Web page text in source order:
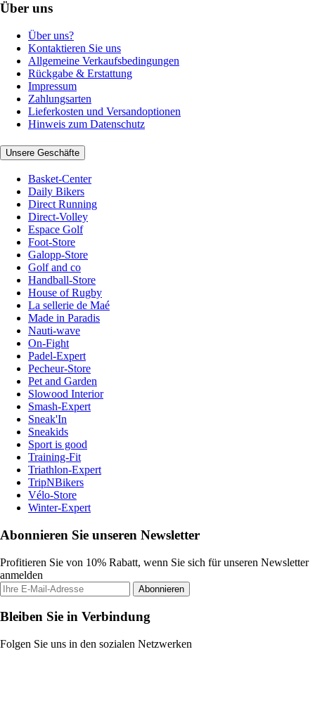
Über uns
Über uns?
Kontaktieren Sie uns
Allgemeine Verkaufsbedingungen
Rückgabe & Erstattung
Impressum
Zahlungsarten
Lieferkosten und Versandoptionen
Hinweis zum Datenschutz
Unsere Geschäfte
Basket-Center
Daily Bikers
Direct Running
Direct-Volley
Espace Golf
Foot-Store
Galopp-Store
Golf and co
Handball-Store
House of Rugby
La sellerie de Maé
Made in Paradis
Nauti-wave
On-Fight
Padel-Expert
Pecheur-Store
Pet and Garden
Slowood Interior
Smash-Expert
Sneak'In
Sneakids
Sport is good
Training-Fit
Triathlon-Expert
TripNBikers
Vélo-Store
Winter-Expert
Abonnieren Sie unseren Newsletter
Profitieren Sie von 10% Rabatt, wenn Sie sich für unseren Newsletter
anmelden
Abonnieren
Bleiben Sie in Verbindung
Folgen Sie uns in den sozialen Netzwerken